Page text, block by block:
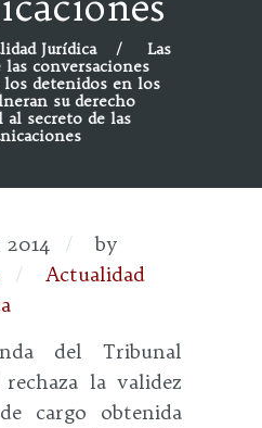
Jurídica
Las
las conversaciones
detenidos en los
su derecho
al secreto de las
2014
by
Actualidad
del Tribunal
la validez
cargo obtenida